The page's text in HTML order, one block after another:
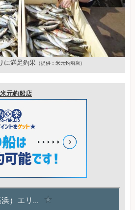
に満足釣果（提供：米元釣船店）
米元釣船店